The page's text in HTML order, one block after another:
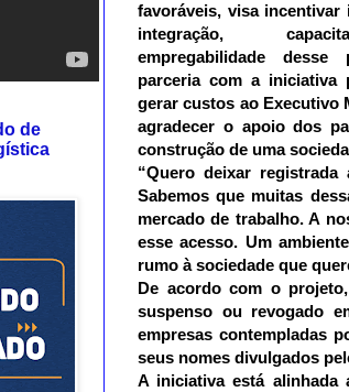
favoráveis, visa incentivar
integração,
empregabilidade desse
parceria com a iniciativa
gerar custos ao Executivo
agradecer o apoio dos
construção de uma
“Quero deixar
Sabemos que muitas
mercado de trabalho. A
esse acesso. Um
rumo à sociedade que
De acordo com o
suspenso ou revogado
empresas contempladas
seus nomes divulgados
A iniciativa está alinhada
de